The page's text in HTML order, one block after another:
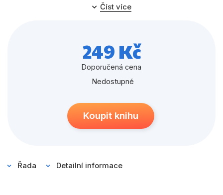
Populárně - naučná pro dospělé
Populárně - naučné pro děti
Příroda a zahrada
Společnost, politika
Výchova a pedagogika
plakát na zeď.
Číst více
249 Kč
Doporučená cena
Nedostupné
Koupit knihu
Řada Detailní informace